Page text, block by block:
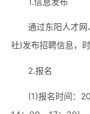
通过东阳人才
社)发布招聘信息，
2.报名
(1)报名时间：